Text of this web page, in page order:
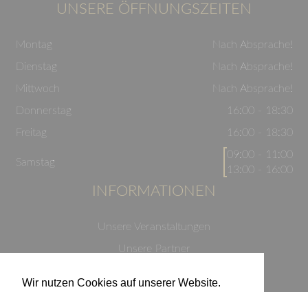
Wir nutzen Cookies auf unserer Website.
UNSERE ÖFFNUNGSZEITEN
Montag
Nach Absprache!
Dienstag
Nach Absprache!
Mittwoch
Nach Absprache!
Donnerstag
16:00 - 18:30
Freitag
16:00 - 18:30
Samstag
09:00 - 11:00
13:00 - 16:00
INFORMATIONEN
Unsere Veranstaltungen
Unsere Partner